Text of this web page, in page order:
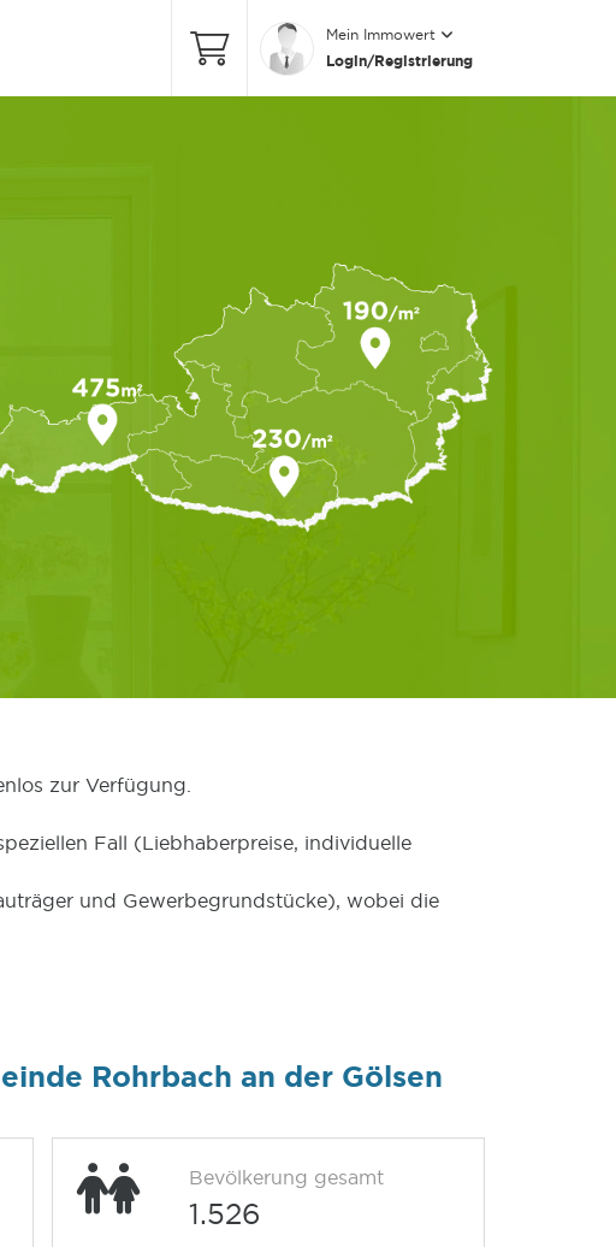
Mein Immowert
Login/Registrierung
zur Verfügung.
Fall (Liebhaberpreise, individuelle
und Gewerbegrundstücke), wobei die
Rohrbach an der Gölsen
Bevölkerung gesamt
1.526